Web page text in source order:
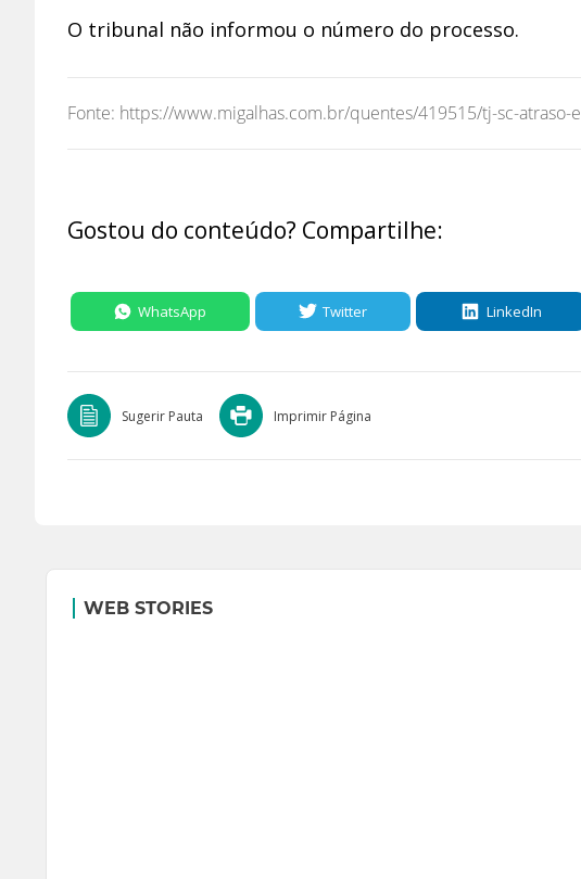
O tribunal não informou o número do processo.
Fonte: https://www.migalhas.com.br/quentes/419515/tj-sc-
Gostou do conteúdo? Compartilhe:
WhatsApp Twitter LinkedIn
Sugerir Pauta Imprimir Página
WEB STORIES